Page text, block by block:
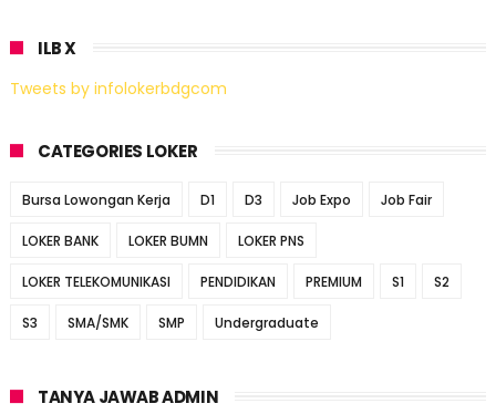
ILB X
Tweets by infolokerbdgcom
CATEGORIES LOKER
Bursa Lowongan Kerja D1 D3 Job Expo Job Fair
LOKER BANK LOKER BUMN LOKER PNS
LOKER TELEKOMUNIKASI PENDIDIKAN PREMIUM S1 S2
S3 SMA/SMK SMP Undergraduate
TANYA JAWAB ADMIN